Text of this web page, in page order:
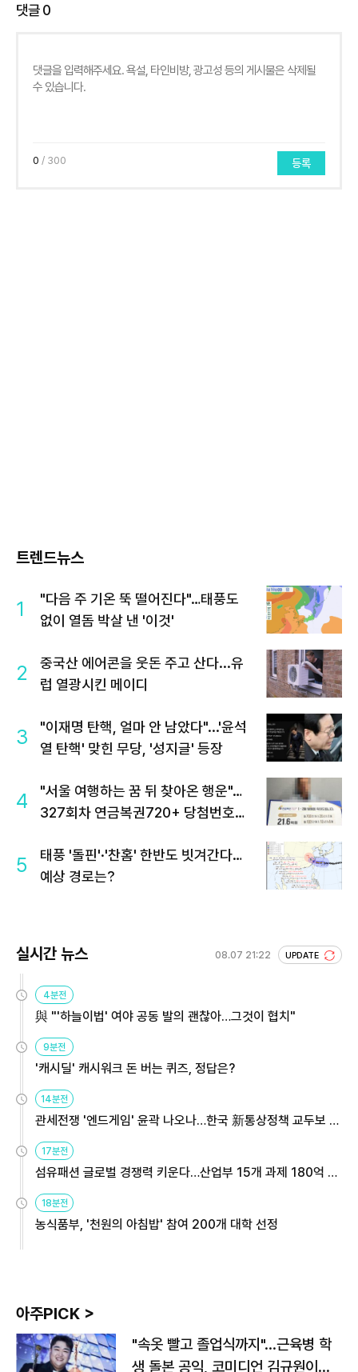
댓글0
0 / 300 등록
트렌드뉴스
1
"다음 주 기온 뚝 떨어진다"…태풍도
없이 열돔 박살 낸 '이것'
2
중국산 에어콘을 웃돈 주고 산다...유
럽 열광시킨 메이디
3
"이재명 탄핵, 얼마 안 남았다"...'윤석
열 탄핵' 맞힌 무당, '성지글' 등장
4
"서울 여행하는 꿈 뒤 찾아온 행운"…
327회차 연금복권720+ 당첨번호조
5
태풍 '돌핀'·'찬홈' 한반도 빗겨간다…
예상 경로는?
실시간 뉴스 08.07 21:22 UPDATE
4분전
與 "'하늘이법' 여야 공동 발의 괜찮아…그것이 협치"
9분전
'캐시딜' 캐시워크 돈 버는 퀴즈, 정답은?
14분전
관세전쟁 '엔드게임' 윤곽 나오나…한국 新통상정책 교두보 활
17분전
섬유패션 글로벌 경쟁력 키운다…산업부 15개 과제 180억 지
18분전
농식품부, '천원의 아침밥' 참여 200개 대학 선정
아주PICK >
"속옷 빨고 졸업식까지"…근육병 학
생 돌본 공익, 코미디언 김규원이었